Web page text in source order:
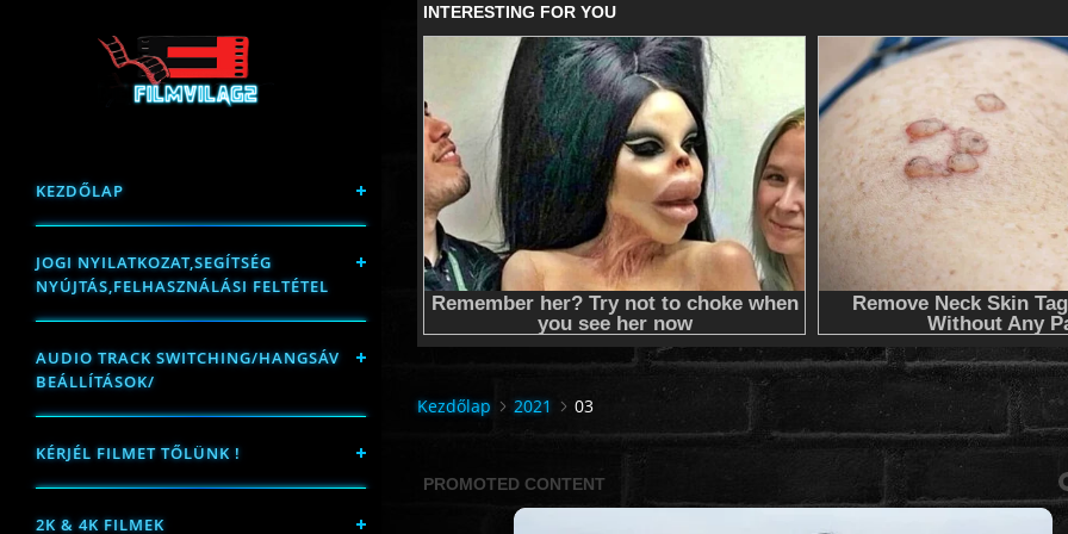
KEZDŐLAP
JOGI NYILATKOZAT,SEGÍTSÉG
NYÚJTÁS,FELHASZNÁLÁSI FELTÉTEL
AUDIO TRACK SWITCHING/HANGSÁV
BEÁLLÍTÁSOK/
KÉRJÉL FILMET TŐLÜNK !
2K & 4K FILMEK
Kezdőlap 2021 03